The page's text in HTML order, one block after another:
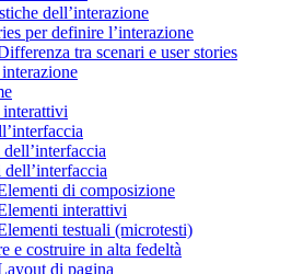
dell’interazione
per definire l’interazione
tra scenari e user stories
di composizione
interattivi
testuali (microtesti)
e costruire in alta fedeltà
di pagina